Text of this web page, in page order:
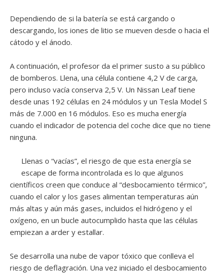
Dependiendo de si la batería se está cargando o
descargando, los iones de litio se mueven desde o hacia el
cátodo y el ánodo.
A continuación, el profesor da el primer susto a su público
de bomberos. Llena, una célula contiene 4,2 V de carga,
pero incluso vacía conserva 2,5 V. Un Nissan Leaf tiene
desde unas 192 células en 24 módulos y un Tesla Model S
más de 7.000 en 16 módulos. Eso es mucha energía
cuando el indicador de potencia del coche dice que no tiene
ninguna.
Llenas o “vacías”, el riesgo de que esta energía se
escape de forma incontrolada es lo que algunos
científicos creen que conduce al “desbocamiento térmico”,
cuando el calor y los gases alimentan temperaturas aún
más altas y aún más gases, incluidos el hidrógeno y el
oxígeno, en un bucle autocumplido hasta que las células
empiezan a arder y estallar.
Se desarrolla una nube de vapor tóxico que conlleva el
riesgo de deflagración. Una vez iniciado el desbocamiento